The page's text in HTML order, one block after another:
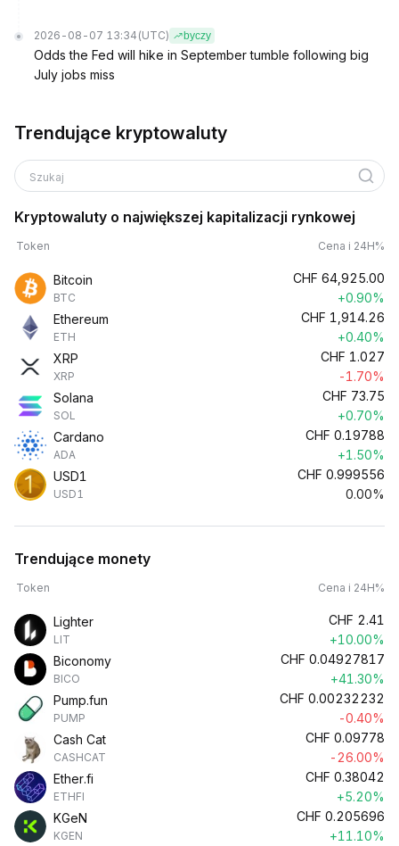
2026-08-07 13:34 (UTC) byczy
Odds the Fed will hike in September tumble following big
July jobs miss
Trendujące kryptowaluty
Szukaj
Kryptowaluty o największej kapitalizacji rynkowej
Token Cena i 24H%
Bitcoin
BTC
CHF 64,925.00
+0.90%
Ethereum
ETH
CHF 1,914.26
+0.40%
XRP
XRP
CHF 1.027
-1.70%
Solana
SOL
CHF 73.75
+0.70%
Cardano
ADA
CHF 0.19788
+1.50%
USD1
USD1
CHF 0.999556
0.00%
Trendujące monety
Token Cena i 24H%
Lighter
LIT
CHF 2.41
+10.00%
Biconomy
BICO
CHF 0.04927817
+41.30%
Pump.fun
PUMP
CHF 0.00232232
-0.40%
Cash Cat
CASHCAT
CHF 0.09778
-26.00%
Ether.fi
ETHFI
CHF 0.38042
+5.20%
KGeN
KGEN
CHF 0.205696
+11.10%